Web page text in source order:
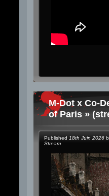
M-Dot x Co-
of Paris »
Published 18th Juin 2026
Stream